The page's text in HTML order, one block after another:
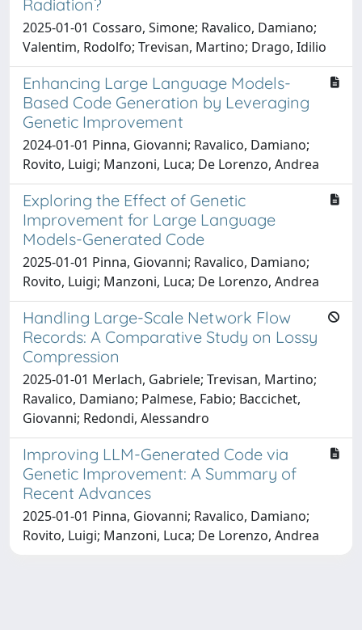
Radiation?
2025-01-01 Cossaro, Simone; Ravalico, Damiano;
Valentim, Rodolfo; Trevisan, Martino; Drago, Idilio
Enhancing Large Language Models-
Based Code Generation by Leveraging
Genetic Improvement
2024-01-01 Pinna, Giovanni; Ravalico, Damiano;
Rovito, Luigi; Manzoni, Luca; De Lorenzo, Andrea
Exploring the Effect of Genetic
Improvement for Large Language
Models-Generated Code
2025-01-01 Pinna, Giovanni; Ravalico, Damiano;
Rovito, Luigi; Manzoni, Luca; De Lorenzo, Andrea
Handling Large-Scale Network Flow
Records: A Comparative Study on Lossy
Compression
2025-01-01 Merlach, Gabriele; Trevisan, Martino;
Ravalico, Damiano; Palmese, Fabio; Baccichet,
Giovanni; Redondi, Alessandro
Improving LLM-Generated Code via
Genetic Improvement: A Summary of
Recent Advances
2025-01-01 Pinna, Giovanni; Ravalico, Damiano;
Rovito, Luigi; Manzoni, Luca; De Lorenzo, Andrea